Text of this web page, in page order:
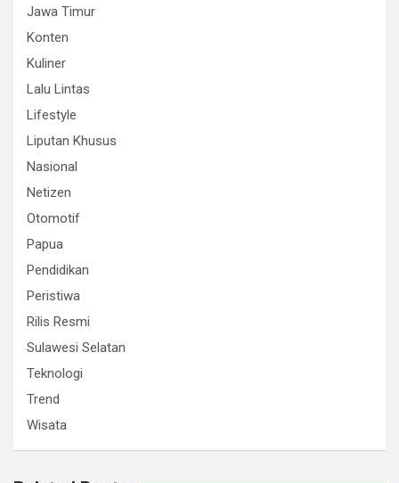
Jawa Timur
Konten
Kuliner
Lalu Lintas
Lifestyle
Liputan Khusus
Nasional
Netizen
Otomotif
Papua
Pendidikan
Peristiwa
Rilis Resmi
Sulawesi Selatan
Teknologi
Trend
Wisata